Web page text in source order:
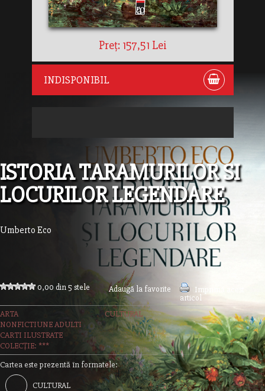
Preț: 157,51 Lei
INDISPONIBIL
ISTORIA TARAMURILOR SI
LOCURILOR LEGENDARE
Umberto Eco
0,00 din 5 stele Adaugă la favorite
Imprimă acest
articol
ARTA
CULTURAL
NONFICTIUNE ADULTI
CARTI ILUSTRATE
COLECȚIE: ***
Cartea este prezentă în formatele:
CULTURAL